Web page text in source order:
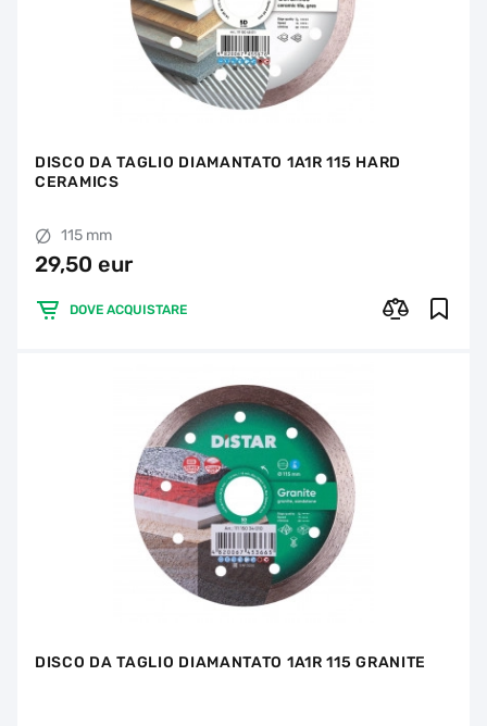
DISCO DA TAGLIO DIAMANTATO 1A1R 115 HARD
CERAMICS
115 mm
29,50 eur
DOVE ACQUISTARE
DISCO DA TAGLIO DIAMANTATO 1A1R 115 GRANITE